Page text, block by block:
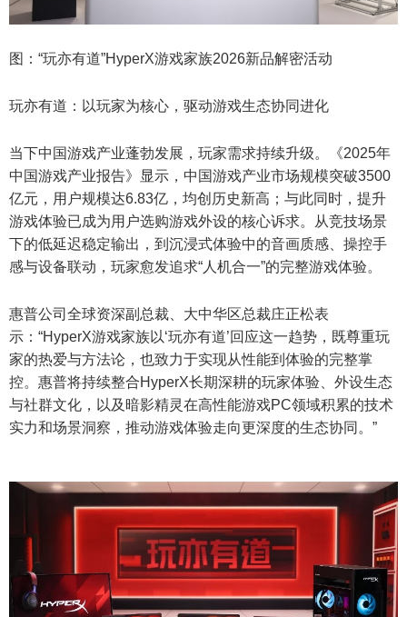
图：“玩亦有道”HyperX游戏家族2026新品解密活动
玩亦有道：以玩家为核心，驱动游戏生态协同进化
当下中国游戏产业蓬勃发展，玩家需求持续升级。《2025年
中国游戏产业报告》显示，中国游戏产业市场规模突破3500
亿元，用户规模达6.83亿，均创历史新高；与此同时，提升
游戏体验已成为用户选购游戏外设的核心诉求。从竞技场景
下的低延迟稳定输出，到沉浸式体验中的音画质感、操控手
感与设备联动，玩家愈发追求“人机合一”的完整游戏体验。
惠普公司全球资深副总裁、大中华区总裁庄正松表
示：“HyperX游戏家族以‘玩亦有道’回应这一趋势，既尊重玩
家的热爱与方法论，也致力于实现从性能到体验的完整掌
控。惠普将持续整合HyperX长期深耕的玩家体验、外设生态
与社群文化，以及暗影精灵在高性能游戏PC领域积累的技术
实力和场景洞察，推动游戏体验走向更深度的生态协同。”